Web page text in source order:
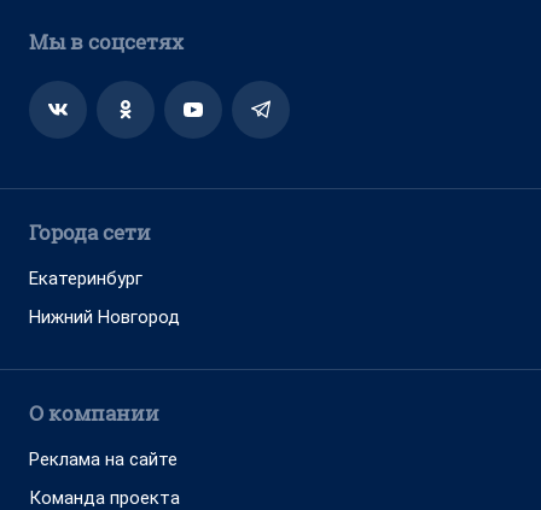
Мы в соцсетях
Города сети
Екатеринбург
Нижний Новгород
О компании
Реклама на сайте
Команда проекта